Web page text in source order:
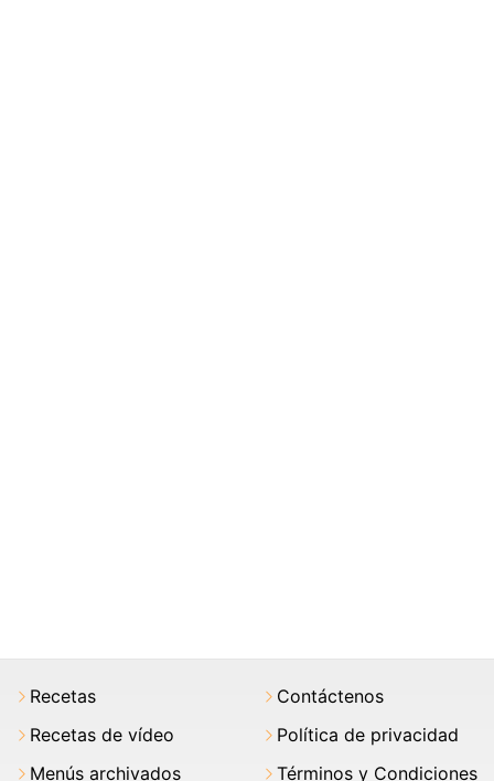
Recetas
Recetas de vídeo
Menús archivados
Contáctenos
Política de privacidad
Términos y Condiciones